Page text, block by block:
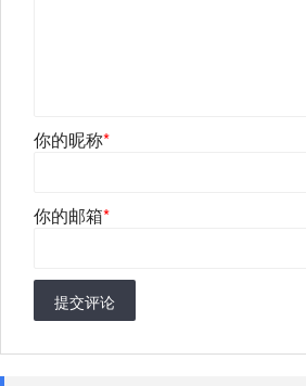
你的昵称*
你的邮箱*
提交评论